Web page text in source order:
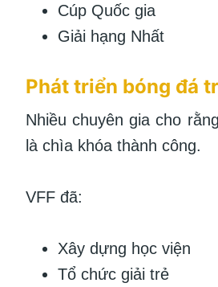
Cúp Quốc gia
Giải hạng Nhất
Phát triển bóng đá
Nhiều chuyên gia cho
là chìa khóa thành công.
VFF đã:
Xây dựng học viện
Tổ chức giải trẻ